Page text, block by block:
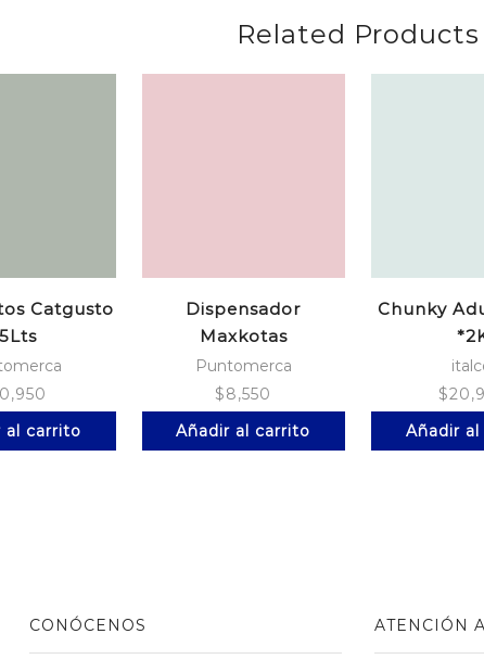
Related Products
Catgusto
al carrito
Dispensador
Maxkotas
Puntomerca
$8,550
Añadir al carrito
Chunky
$
Añadir
CONÓCENOS ATENCIÓN